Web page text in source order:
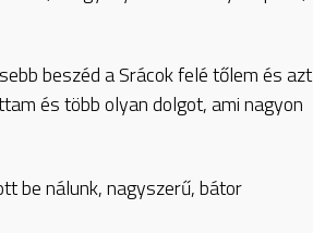
beszéd a Srácok felé tőlem és azt
és több olyan dolgot, ami nagyon
be nálunk, nagyszerű, bátor